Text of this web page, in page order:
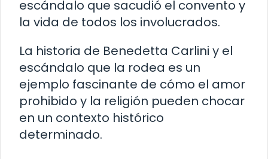
escándalo que sacudió el convento y
la vida de todos los involucrados.
La historia de Benedetta Carlini y el
escándalo que la rodea es un
ejemplo fascinante de cómo el amor
prohibido y la religión pueden chocar
en un contexto histórico
determinado.